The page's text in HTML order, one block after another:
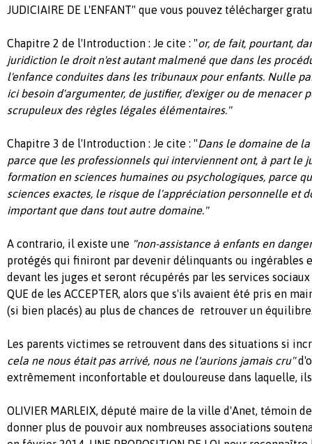
JUDICIAIRE DE L'ENFANT" que vous pouvez télécharger
Chapitre 2 de l'Introduction : Je cite : "or, de fait, pourtant,
juridiction le droit n'est autant malmené que dans les
l'enfance conduites dans les tribunaux pour enfants. Nulle
ici besoin d'argumenter, de justifier, d'exiger ou de menacer
scrupuleux des règles légales élémentaires."
Chapitre 3 de l'Introduction : Je cite : "Dans le domaine de
parce que les professionnels qui interviennent ont, à part le
formation en sciences humaines ou psychologiques, parce
sciences exactes, le risque de l'appréciation personnelle et
important que dans tout autre domaine."
A contrario, il existe une "non-assistance à enfants en
protégés qui finiront par devenir délinquants ou ingérables
devant les juges et seront récupérés par les services
QUE de les ACCEPTER, alors que s'ils avaient été pris en
(si bien placés) au plus de chances de retrouver un
Les parents victimes se retrouvent dans des situations si
cela ne nous était pas arrivé, nous ne l'aurions jamais cru"
extrêmement inconfortable et douloureuse dans laquelle,
OLIVIER MARLEIX, député maire de la ville d'Anet, témoin
donner plus de pouvoir aux nombreuses associations